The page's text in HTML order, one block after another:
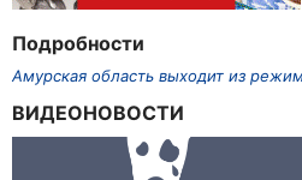
Подробности
Амурская область выходит из
ВИДЕОНОВОСТИ